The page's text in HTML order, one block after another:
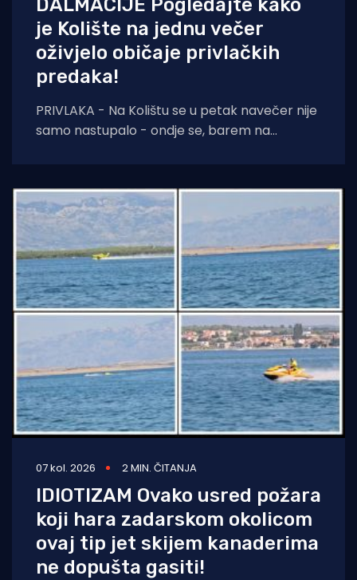
DALMACIJE Pogledajte kako
je Kolište na jednu večer
oživjelo običaje privlačkih
predaka!
PRIVLAKA - Na Kolištu se u petak navečer nije
samo nastupalo - ondje se, barem na
07 kol. 2026 2 MIN. ČITANJA
IDIOTIZAM Ovako usred požara
koji hara zadarskom okolicom
ovaj tip jet skijem kanaderima
ne dopušta gasiti!